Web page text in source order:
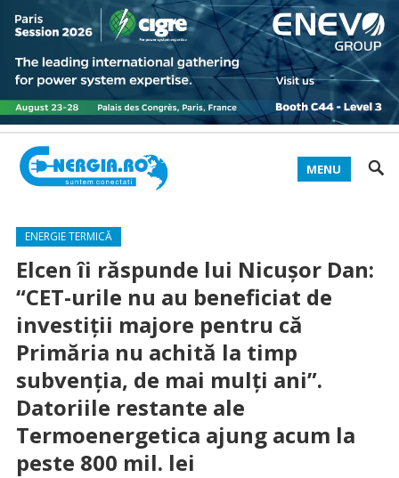
MENU
ENERGIE TERMICĂ
Elcen îi răspunde lui Nicușor Dan:
“CET-urile nu au beneficiat de
investiții majore pentru că
Primăria nu achită la timp
subvenția, de mai mulți ani”.
Datoriile restante ale
Termoenergetica ajung acum la
peste 800 mil. lei